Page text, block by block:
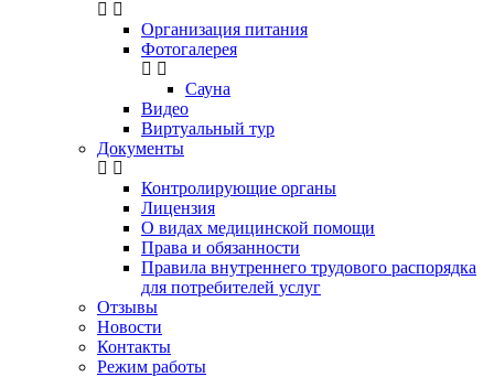
Организация питания
Фотогалерея
Сауна
Видео
Виртуальный тур
Документы
Контролирующие органы
Лицензия
О видах медицинской помощи
Права и обязанности
Правила внутреннего трудового распорядка
для потребителей услуг
Отзывы
Новости
Контакты
Режим работы